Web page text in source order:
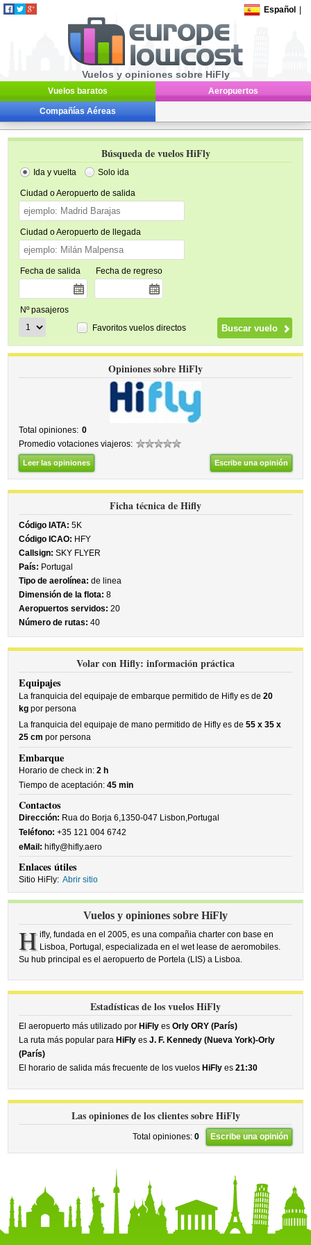
Español
Vuelos y opiniones sobre HiFly
Vuelos baratos Aeropuertos
Compañías Aéreas
Búsqueda de vuelos HiFly
Ida y vuelta Solo ida
Ciudad o Aeropuerto de salida
Ciudad o Aeropuerto de llegada
Fecha de salida Fecha de regreso
Nº pasajeros
Favoritos vuelos directos
Opiniones sobre HiFly
Total opiniones: 0
Promedio votaciones viajeros:
Leer las opiniones Escribe una opinión
Ficha técnica de Hifly
Código IATA: 5K
Código ICAO: HFY
Callsign: SKY FLYER
País: Portugal
Tipo de aerolínea: de linea
Dimensión de la flota: 8
Aeropuertos servidos: 20
Número de rutas: 40
Volar con Hifly: información práctica
Equipajes
La franquicia del equipaje de embarque permitido de Hifly es de20
kg por persona
La franquicia del equipaje de mano permitido de Hifly es de55 x 35 x
25 cm por persona
Embarque
Horario de check in:2 h
Tiempo de aceptación:45 min
Contactos
Dirección: Rua do Borja 6,1350-047 Lisbon,Portugal
Teléfono: +35 121 004 6742
eMail: hifly@hifly.aero
Enlaces útiles
Sitio HiFly: Abrir sitio
Vuelos y opiniones sobre HiFly
H ifly, fundada en el 2005, es una compañia charter con base en
Lisboa, Portugal, especializada en el wet lease de aeromobiles.
Su hub principal es el aeropuerto de Portela (LIS) a Lisboa.
Estadísticas de los vuelos HiFly
El aeropuerto más utilizado por HiFly esOrly ORY (París)
La ruta más popular para HiFly esJ. F. Kennedy (Nueva York)-Orly
(París)
El horario de salida más frecuente de los vuelos HiFly es21:30
Las opiniones de los clientes sobre HiFly
Total opiniones: 0 Escribe una opinión